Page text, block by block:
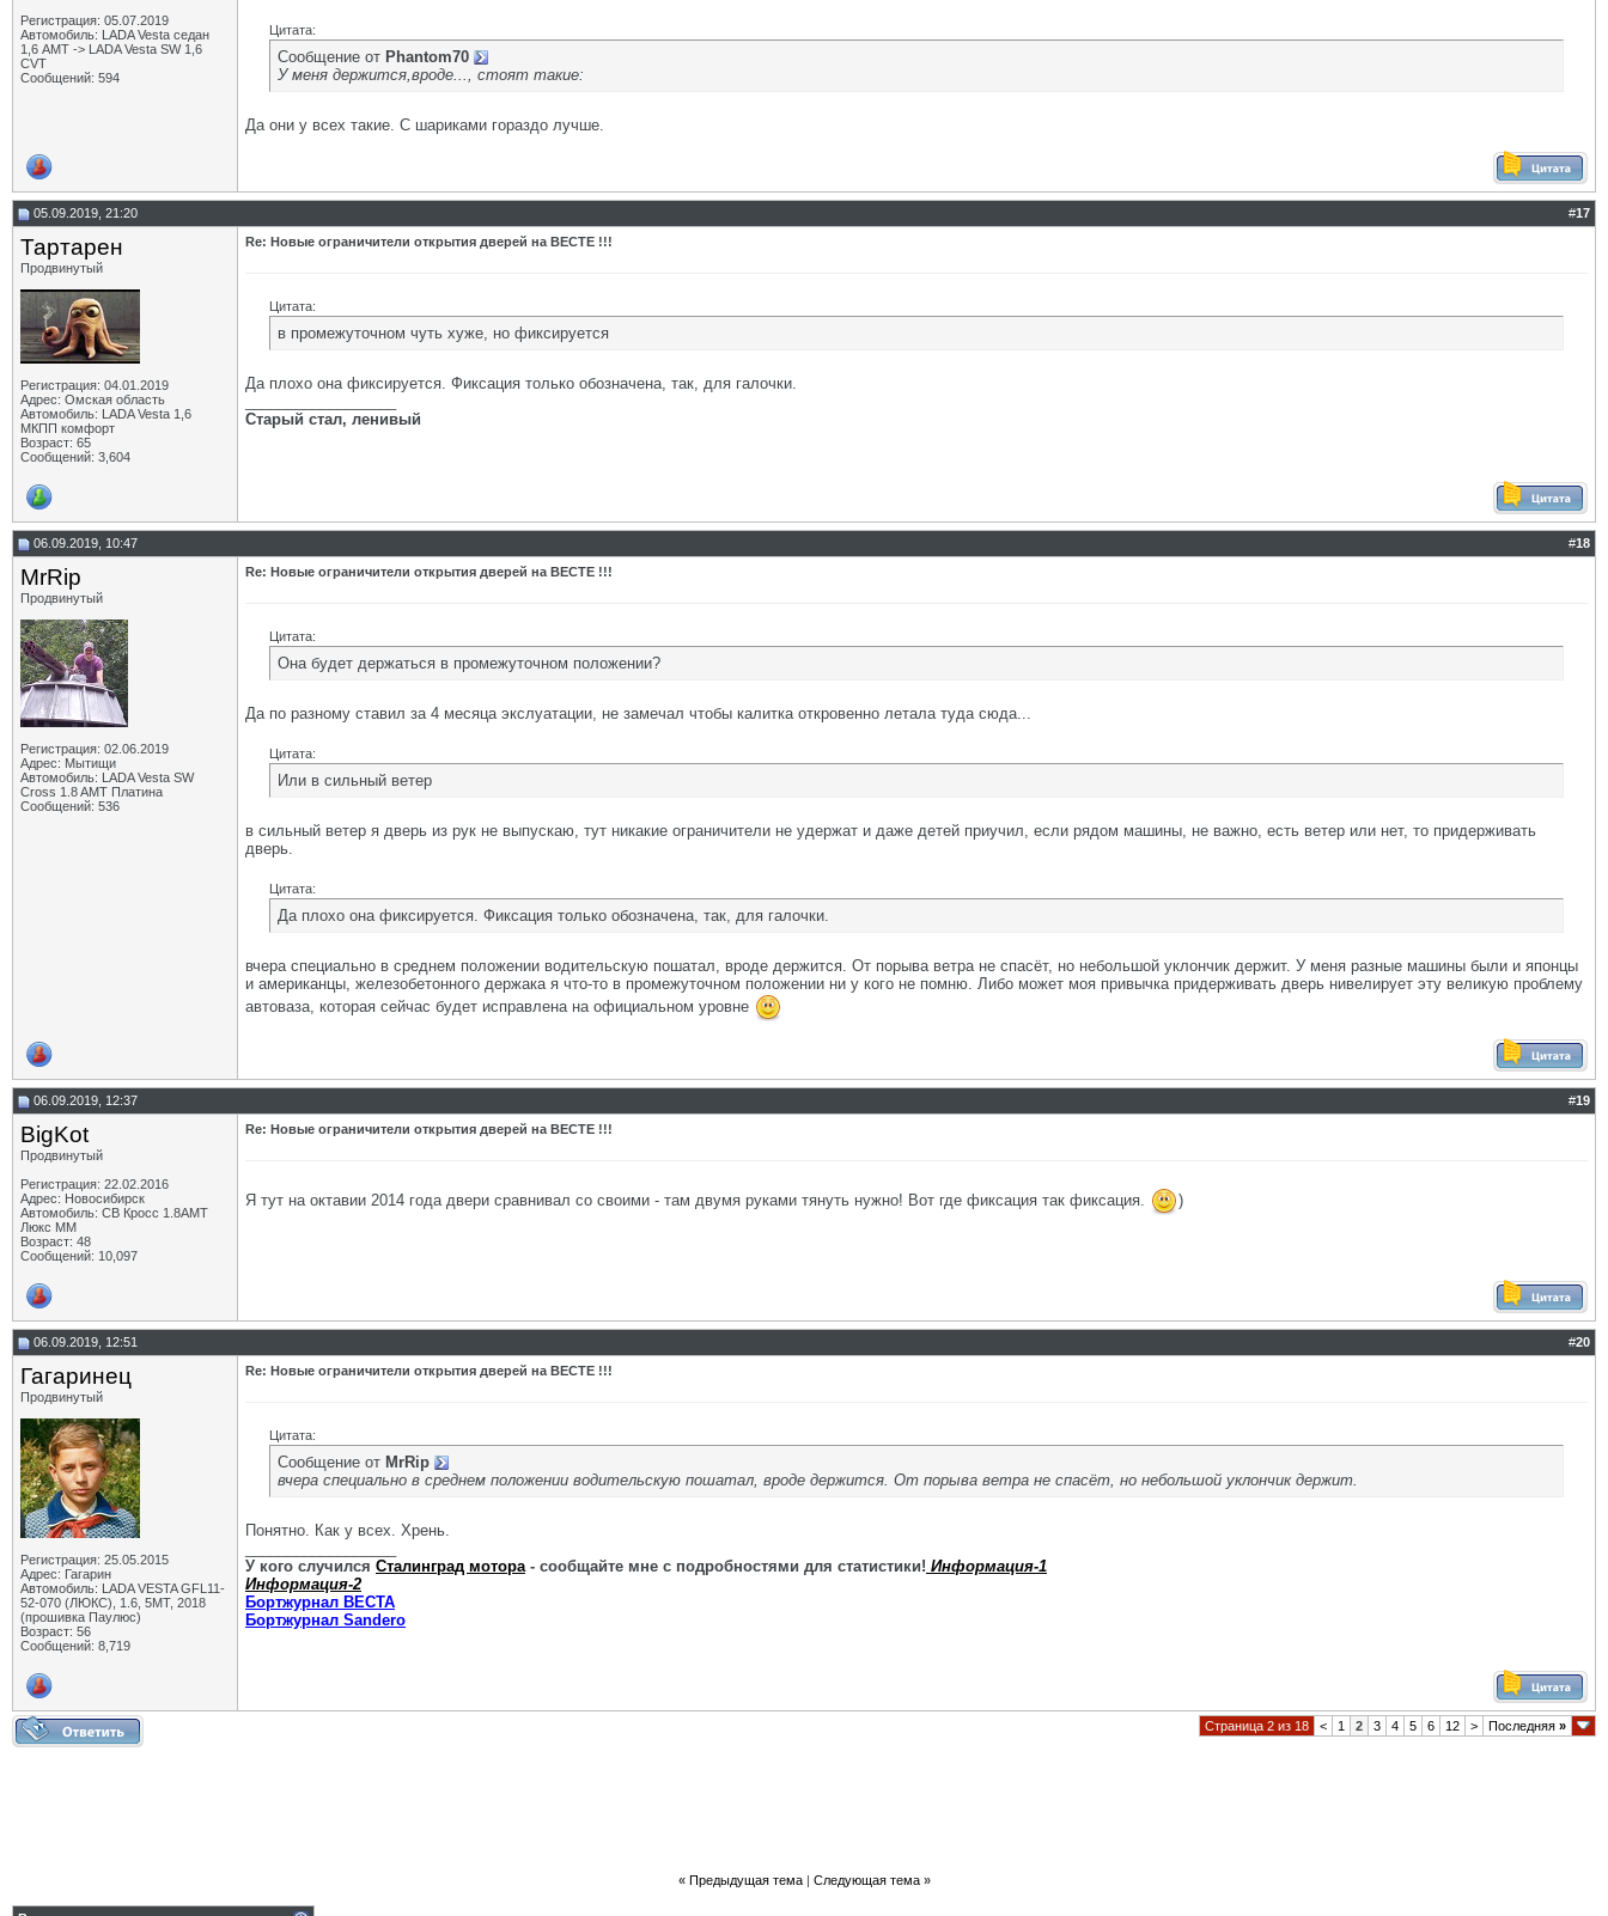
Регистрация: 05.07.2019
Автомобиль: LADA Vesta седан
1,6 АМТ -> LADA Vesta SW 1,6
CVT
Сообщений: 594
Цитата:
Сообщение от Phantom70
У меня держится,вроде..., стоят такие:
Да они у всех такие. С шариками гораздо лучше.
05.09.2019, 21:20 #17
Тартарен
Продвинутый
Регистрация: 04.01.2019
Адрес: Омская область
Автомобиль: LADA Vesta 1,6
МКПП комфорт
Возраст: 65
Сообщений: 3,604
Re: Новые ограничители открытия дверей на ВЕСТЕ !!!
Цитата:
в промежуточном чуть хуже, но фиксируется
Да плохо она фиксируется. Фиксация только обозначена, так, для галочки.
Старый стал, ленивый
06.09.2019, 10:47 #18
MrRip
Продвинутый
Регистрация: 02.06.2019
Адрес: Мытищи
Автомобиль: LADA Vesta SW
Cross 1.8 AMT Платина
Сообщений: 536
Re: Новые ограничители открытия дверей на ВЕСТЕ !!!
Цитата:
Она будет держаться в промежуточном положении?
Да по разному ставил за 4 месяца экслуатации, не замечал чтобы калитка откровенно летала туда сюда...
Цитата:
Или в сильный ветер
в сильный ветер я дверь из рук не выпускаю, тут никакие ограничители не удержат и даже детей приучил, если рядом машины, не важно, есть ветер или нет, то придерживать
дверь.
Цитата:
Да плохо она фиксируется. Фиксация только обозначена, так, для галочки.
вчера специально в среднем положении водительскую пошатал, вроде держится. От порыва ветра не спасёт, но небольшой уклончик держит. У меня разные машины были и японцы
и американцы, железобетонного держака я что-то в промежуточном положении ни у кого не помню. Либо может моя привычка придерживать дверь нивелирует эту великую проблему
автоваза, которая сейчас будет исправлена на официальном уровне
06.09.2019, 12:37 #19
BigKot
Продвинутый
Регистрация: 22.02.2016
Адрес: Новосибирск
Автомобиль: СВ Кросс 1.8АМТ
Люкс ММ
Возраст: 48
Сообщений: 10,097
Re: Новые ограничители открытия дверей на ВЕСТЕ !!!
Я тут на октавии 2014 года двери сравнивал со своими - там двумя руками тянуть нужно! Вот где фиксация так фиксация. )
06.09.2019, 12:51 #20
Гагаринец
Продвинутый
Регистрация: 25.05.2015
Адрес: Гагарин
Автомобиль: LADA VESTA GFL11-
52-070 (ЛЮКС), 1.6, 5МТ, 2018
(прошивка Паулюс)
Возраст: 56
Сообщений: 8,719
Re: Новые ограничители открытия дверей на ВЕСТЕ !!!
Цитата:
Сообщение от MrRip
вчера специально в среднем положении водительскую пошатал, вроде держится. От порыва ветра не спасёт, но небольшой уклончик держит.
Понятно. Как у всех. Хрень.
У кого случился Сталинград мотора- сообщайте мне с подробностями для статистики! Информация-1
Информация-2
Бортжурнал ВЕСТА
Бортжурнал Sandero
Страница 2 из 18 < 1 2 3 4 5 6 12 > Последняя »
« Предыдущая тема| Следующая тема »